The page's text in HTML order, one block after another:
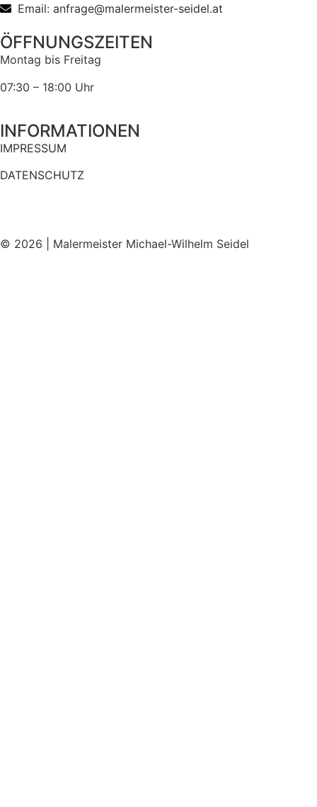
Email: anfrage@malermeister-seidel.at
ÖFFNUNGSZEITEN
Montag bis Freitag
07:30 – 18:00 Uhr
INFORMATIONEN
IMPRESSUM
DATENSCHUTZ
© 2026 | Malermeister Michael-Wilhelm Seidel